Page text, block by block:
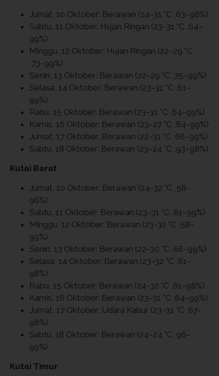
Jumat, 10 Oktober: Berawan (24–31 °C ,63–98%)
Sabtu, 11 Oktober: Hujan Ringan (23–31 °C ,64–
99%)
Minggu, 12 Oktober: Hujan Ringan (22–29 °C
,73–99%)
Senin, 13 Oktober: Berawan (22–29 °C ,75–99%)
Selasa, 14 Oktober: Berawan (23–31 °C ,61–
99%)
Rabu, 15 Oktober: Berawan (23–31 °C ,64–99%)
Kamis, 16 Oktober: Berawan (23–27 °C ,84–99%)
Jumat, 17 Oktober: Berawan (22–31 °C ,66–99%)
Sabtu, 18 Oktober: Berawan (23–24 °C ,93–98%)
Kutai Barat
Jumat, 10 Oktober: Berawan (24–32 °C ,58–
96%)
Sabtu, 11 Oktober: Berawan (23–31 °C ,61–99%)
Minggu, 12 Oktober: Berawan (23–32 °C ,58–
99%)
Senin, 13 Oktober: Berawan (22–30 °C ,66–99%)
Selasa, 14 Oktober: Berawan (23–32 °C ,61–
98%)
Rabu, 15 Oktober: Berawan (24–32 °C ,61–98%)
Kamis, 16 Oktober: Berawan (23–31 °C ,64–99%)
Jumat, 17 Oktober: Udara Kabur (23–31 °C ,67–
98%)
Sabtu, 18 Oktober: Berawan (24–24 °C ,96–
99%)
Kutai Timur